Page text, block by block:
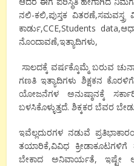
ನಲಿ-ಕಲಿ,ಪುಸ್ತಕ
ಕಾರ್ಡು,CCE,Students
ನೊಂದಾವಣೆ,ಇತ್ಯಾದಿಗಳು,
ಸಾಲದಕ್ಕೆ ವರ್ಷಕ್ಕೊಮ್ಮೆ ಬರುವ
ಗಣತಿ ಇತ್ಯಾದಿಗಳು ಶಿಕ್ಷಕನ
ಯೋಜನೆಗಳ ಅನುಷ್ಠಾನಕ್ಕೆ
ಬಳಸಿಕೊಳ್ಳುತ್ತದೆ. ಶಿಕ್ಕಕರ ಬೆವರ
ಇವೆಲ್ಲದುರಗಳ ನಡುವೆ
ತಯಾರಿಕೆ,ವಿವಿಧ ಕ್ರೀಡಾಕೂಟಗಳಿಗೆ
ಬೇಕಾದ ಅನಿವಾರ್ಯತೆ, ಇಷ್ಟೇ